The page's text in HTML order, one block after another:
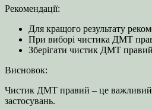
Рекомендації:
Для кращого результату
При виборі чистика ДМТ
Зберігати чистик ДМТ
Висновок:
Чистик ДМТ правий – це важливий
застосувань.